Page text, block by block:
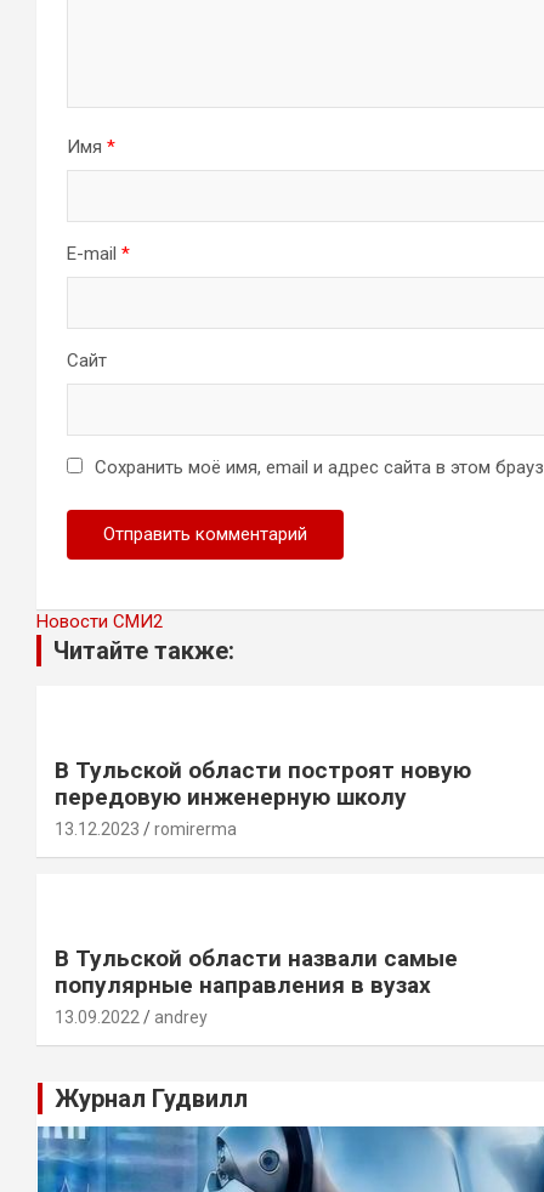
Имя *
E-mail *
Сайт
Сохранить моё имя, email и адрес сайта в этом
Новости СМИ2
Читайте также:
В Тульской области построят новую
передовую инженерную школу
13.12.2023 romirerma
В Тульской области назвали самые
популярные направления в вузах
13.09.2022 andrey
Журнал Гудвилл